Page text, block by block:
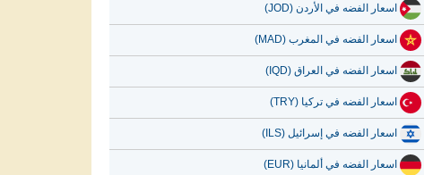
اسعار الفضه في الأردن (JOD)
اسعار الفضه في المغرب (MAD)
اسعار الفضه في العراق (IQD)
اسعار الفضه في تركيا (TRY)
اسعار الفضه في إسرائيل (ILS)
اسعار الفضه في ألمانيا (EUR)